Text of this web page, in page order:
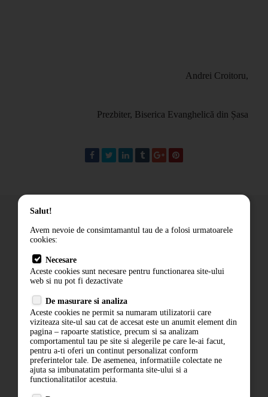
Andrei Croitoru,
Prezbiter, Biserica Evanghelică din Șasa
Cum comand
Livrare
Contact
Politica de confidentialitate
ANPC
Salut!
Avem nevoie de consimtamantul tau de a folosi urmatoarele
cookies:
Necesare
Aceste cookies sunt necesare pentru functionarea site-ului
web si nu pot fi dezactivate
De masurare si analiza
Aceste cookies ne permit sa numaram utilizatorii care
viziteaza site-ul sau cat de accesat este un anumit element din
pagina – rapoarte statistice, precum si sa analizam
comportamentul tau pe site si alegerile pe care le-ai facut,
pentru a-ti oferi un continut personalizat conform
preferintelor tale. De asemenea, informatiile colectate ne
ajuta sa imbunatatim performanta site-ului si a
functionalitatilor acestuia.